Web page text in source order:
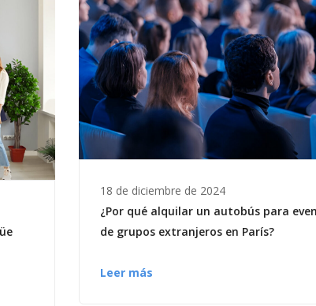
18 de diciembre de 2024
¿Por qué alquilar un autobús para
de grupos extranjeros en París?
Leer más